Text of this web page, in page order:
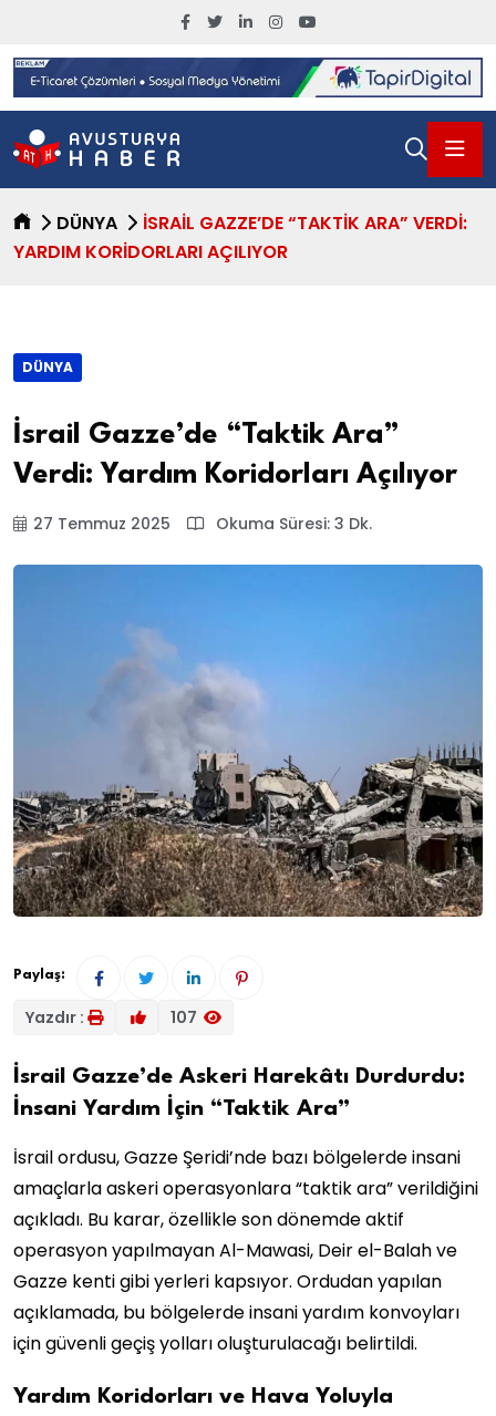
DÜNYA
İSRAIL GAZZE’DE “TAKTIK ARA” VERDI:
YARDIM KORIDORLARI AÇILIYOR
DÜNYA
İsrail Gazze’de “Taktik Ara”
Verdi: Yardım Koridorları Açılıyor
27 Temmuz 2025 Okuma Süresi: 3 Dk.
Paylaş:
Yazdır : 107
İsrail Gazze’de Askeri Harekâtı Durdurdu:
İnsani Yardım İçin “Taktik Ara”
İsrail ordusu, Gazze Şeridi’nde bazı bölgelerde insani
amaçlarla askeri operasyonlara “taktik ara” verildiğini
açıkladı. Bu karar, özellikle son dönemde aktif
operasyon yapılmayan Al-Mawasi, Deir el-Balah ve
Gazze kenti gibi yerleri kapsıyor. Ordudan yapılan
açıklamada, bu bölgelerde insani yardım konvoyları
için güvenli geçiş yolları oluşturulacağı belirtildi.
Yardım Koridorları ve Hava Yoluyla